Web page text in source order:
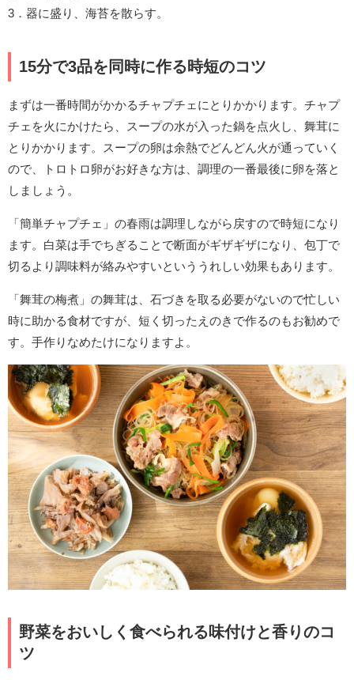
3．器に盛り、海苔を散らす。
15分で3品を同時に作る時短のコツ
まずは一番時間がかかるチャプチェにとりかかります。チャプ
チェを火にかけたら、スープの水が入った鍋を点火し、舞茸に
とりかかります。スープの卵は余熱でどんどん火が通っていく
ので、トロトロ卵がお好きな方は、調理の一番最後に卵を落と
しましょう。
「簡単チャプチェ」の春雨は調理しながら戻すので時短になり
ます。白菜は手でちぎることで断面がギザギザになり、包丁で
切るより調味料が絡みやすいといううれしい効果もあります。
「舞茸の梅煮」の舞茸は、石づきを取る必要がないので忙しい
時に助かる食材ですが、短く切ったえのきで作るのもお勧めで
す。手作りなめたけになりますよ。
野菜をおいしく食べられる味付けと香りのコ
ツ